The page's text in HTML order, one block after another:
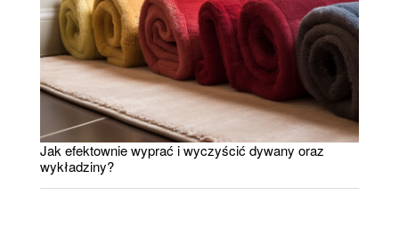
Jak efektownie wyprać i wyczyścić dywany oraz
wykładziny?